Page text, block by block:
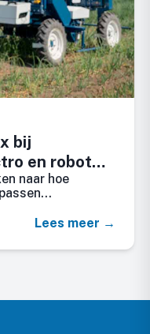
bij
en robot
naar hoe
Lees meer →